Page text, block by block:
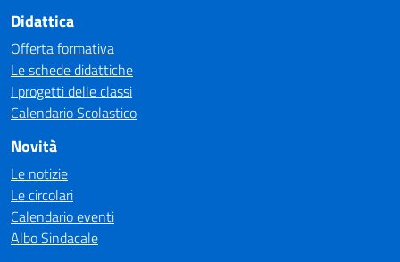
Didattica
Offerta formativa
Le schede didattiche
I progetti delle classi
Calendario Scolastico
Novità
Le notizie
Le circolari
Calendario eventi
Albo Sindacale